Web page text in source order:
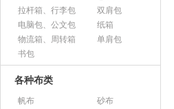
拉杆箱、行李包
双肩包
电脑包、公文包
纸箱
物流箱、周转箱
单肩包
书包
各种布类
帆布
砂布